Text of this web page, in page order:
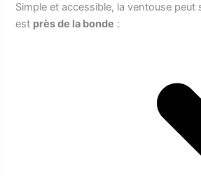
Simple et accessible, la ventouse peut
est près de la bonde :